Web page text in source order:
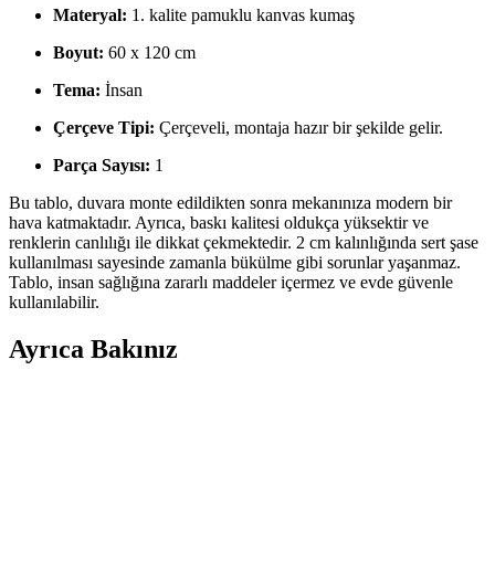
Materyal: 1. kalite pamuklu kanvas kumaş
Boyut: 60 x 120 cm
Tema: İnsan
Çerçeve Tipi: Çerçeveli, montaja hazır bir şekilde gelir.
Parça Sayısı: 1
Bu tablo, duvara monte edildikten sonra mekanınıza modern bir
hava katmaktadır. Ayrıca, baskı kalitesi oldukça yüksektir ve
renklerin canlılığı ile dikkat çekmektedir. 2 cm kalınlığında sert şase
kullanılması sayesinde zamanla bükülme gibi sorunlar yaşanmaz.
Tablo, insan sağlığına zararlı maddeler içermez ve evde güvenle
kullanılabilir.
Ayrıca Bakınız